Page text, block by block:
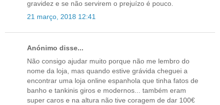
gravidez e se não servirem o prejuízo é pouco.
21 março, 2018 12:41
Anónimo disse...
Não consigo ajudar muito porque não me lembro do
nome da loja, mas quando estive grávida cheguei a
encontrar uma loja online espanhola que tinha fatos de
banho e tankinis giros e modernos... também eram
super caros e na altura não tive coragem de dar 100€